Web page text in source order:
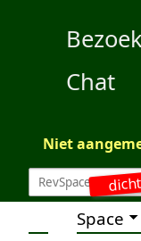
dicht
Chat
Niet
Space